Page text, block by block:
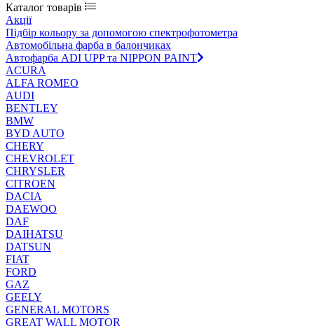
Каталог товарів
Акції
Підбір кольору за допомогою спектрофотометра
Автомобільна фарба в балончиках
Автофарба ADI UPP та NIPPON PAINT
ACURA
ALFA ROMEO
AUDI
BENTLEY
BMW
BYD AUTO
CHERY
CHEVROLET
CHRYSLER
CITROEN
DACIA
DAEWOO
DAF
DAIHATSU
DATSUN
FIAT
FORD
GAZ
GEELY
GENERAL MOTORS
GREAT WALL MOTOR